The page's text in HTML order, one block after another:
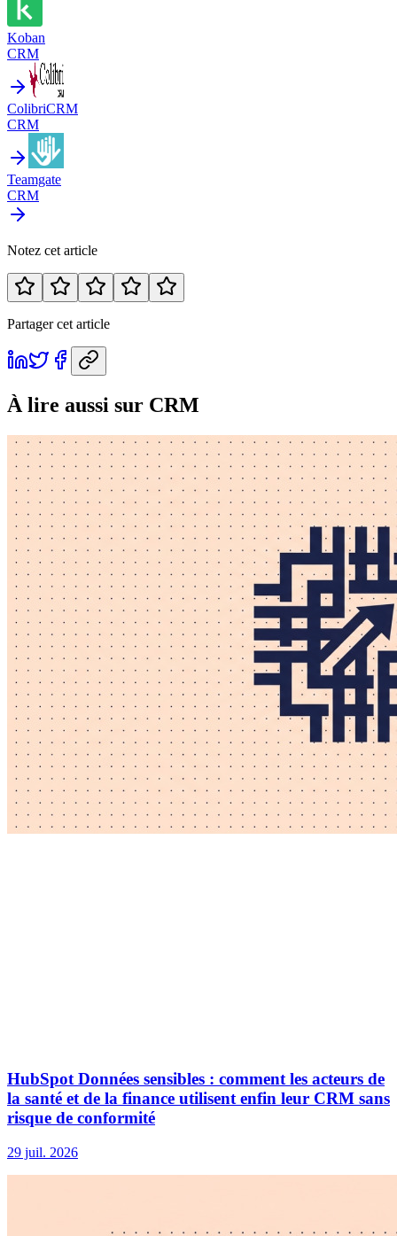
Koban
CRM
ColibriCRM
CRM
Teamgate
CRM
Notez cet article
Partager cet article
À lire aussi sur CRM
HubSpot Données sensibles : comment les acteurs de
la santé et de la finance utilisent enfin leur CRM sans
risque de conformité
29 juil. 2026